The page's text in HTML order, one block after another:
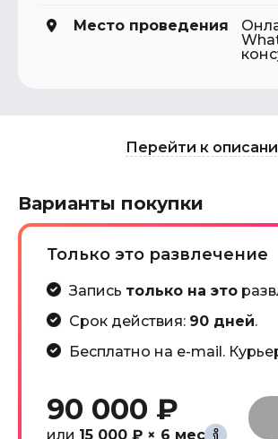
Место проведения
Перейти к
Варианты покупки
Только это развлечение
Запись только на это
Срок действия: 90 дней.
Бесплатно на e-mail.
90 000 ₽
или 15 000 ₽ × 6 мес